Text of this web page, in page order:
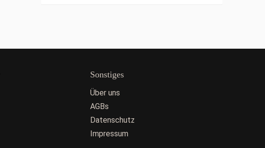
Sonstiges
Über uns
AGBs
Datenschutz
Impressum